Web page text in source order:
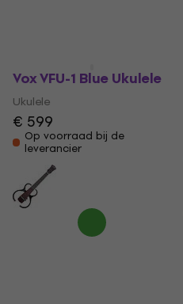
Vox VFU-1 Blue Ukulele
Ukulele
€ 599
Op voorraad bij de
leverancier